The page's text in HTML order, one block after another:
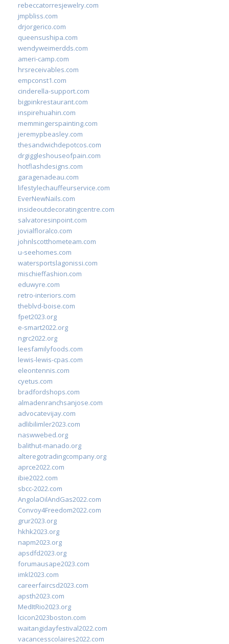
rebeccatorresjewelry.com
jmpbliss.com
drjorgerico.com
queensushipa.com
wendyweimerdds.com
ameri-camp.com
hrsreceivables.com
empconst1.com
cinderella-support.com
bigpinkrestaurant.com
inspirehuahin.com
memmingerspainting.com
jeremypbeasley.com
thesandwichdepotcos.com
drgiggleshouseofpain.com
hotflashdesigns.com
garagenadeau.com
lifestylechauffeurservice.com
EverNewNails.com
insideoutdecoratingcentre.com
salvatoresinpoint.com
jovialfloralco.com
johnlscotthometeam.com
u-seehomes.com
watersportslagonissi.com
mischieffashion.com
eduwyre.com
retro-interiors.com
theblvd-boise.com
fpet2023.org
e-smart2022.org
ngrc2022.org
leesfamilyfoods.com
lewis-lewis-cpas.com
eleontennis.com
cyetus.com
bradfordshops.com
almadenranchsanjose.com
advocatevijay.com
adlibilimler2023.com
naswwebed.org
balithut-manado.org
alteregotradingcompany.org
aprce2022.com
ibie2022.com
sbcc-2022.com
AngolaOilAndGas2022.com
Convoy4Freedom2022.com
grur2023.org
hkhk2023.org
napm2023.org
apsdfd2023.org
forumausape2023.com
imkl2023.com
careerfaircsd2023.com
apsth2023.com
MedItRio2023.org
lcicon2023boston.com
waitangidayfestival2022.com
vacancesscolaires2022.com